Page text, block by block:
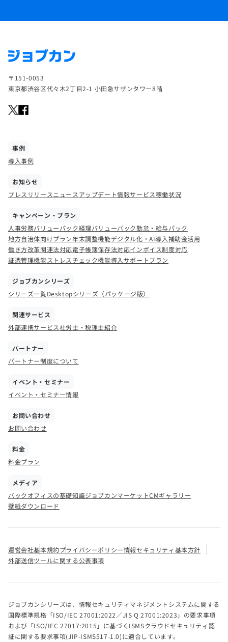
〒151-0053
東京都渋谷区代々木2丁目2-1 小田急サザンタワー8階
事例
導入事例
お知らせ
プレスリリースニュース アップデート情報サービス稼働状況
キャンペーン・プラン
人事労務バリューパック経理バリューパック勤怠・給与パック
地方自治体向けプラン年末調整機能デジタル化・AI導入補助金活用
働き方改革関連法対応電子帳簿保存法対応インボイス制度対応
証憑管理機能ストレスチェック機能導入サポートプラン
ジョブカンシリーズ
シリーズ一覧Desktopシリーズ（パッケージ版）
関連サービス
外部連携サービス社労士・税理士紹介
パートナー
パートナー制度について
イベント・セミナー
イベント・セミナー情報
お問い合わせ
お問い合わせ
料金
料金プラン
メディア
バックオフィスの基礎知識ジョブカンマーケットCMギャラリー
壁紙ダウンロード
運営会社基本規約プライバシーポリシー情報セキュリティ基本方針
外部送信ツールに関する公表事項
ジョブカンシリーズは、情報セキュリティマネジメントシステムに関する
国際標準規格「ISO/IEC 27001:2022／JIS Q 27001:2023」の要求事項
および「ISO/IEC 27017:2015」に基づくISMSクラウドセキュリティ認
証に関する要求事項(JIP-ISMS517-1.0)に適合しています。